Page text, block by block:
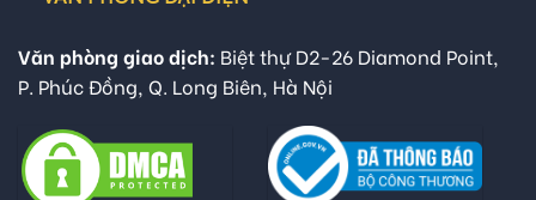
Văn phòng giao dịch: Biệt thự D2-26 Diamond Point,
P. Phúc Đồng, Q. Long Biên, Hà Nội